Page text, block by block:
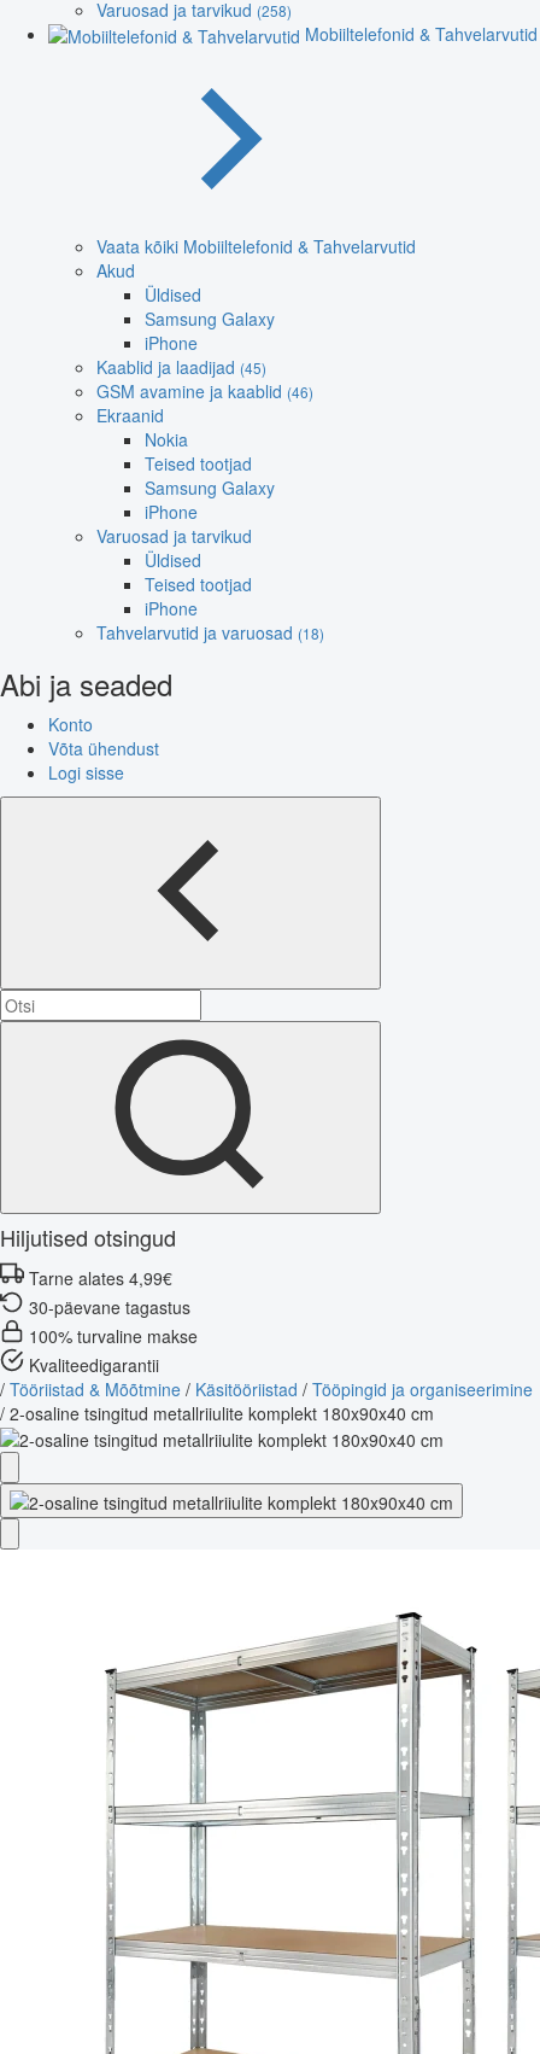
Varuosad ja tarvikud (258)
Mobiiltelefonid & Tahvelarvutid
Vaata kõiki Mobiiltelefonid & Tahvelarvutid
Akud
Üldised
Samsung Galaxy
iPhone
Kaablid ja laadijad (45)
GSM avamine ja kaablid (46)
Ekraanid
Nokia
Teised tootjad
Samsung Galaxy
iPhone
Varuosad ja tarvikud
Üldised
Teised tootjad
iPhone
Tahvelarvutid ja varuosad (18)
Abi ja seaded
Konto
Võta ühendust
Logi sisse
Hiljutised otsingud
Tarne alates 4,99€
30-päevane tagastus
100% turvaline makse
Kvaliteedigarantii
/ Tööriistad & Mõõtmine / Käsitööriistad / Tööpingid ja organiseerimine
/ 2-osaline tsingitud metallriiulite komplekt 180x90x40 cm